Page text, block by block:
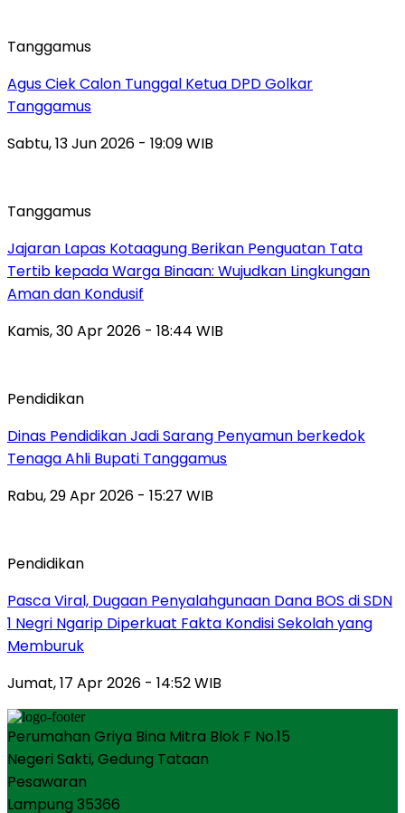
Tanggamus
Agus Ciek Calon Tunggal Ketua DPD Golkar
Tanggamus
Sabtu, 13 Jun 2026 - 19:09 WIB
Tanggamus
Jajaran Lapas Kotaagung Berikan Penguatan Tata
Tertib kepada Warga Binaan: Wujudkan Lingkungan
Aman dan Kondusif
Kamis, 30 Apr 2026 - 18:44 WIB
Pendidikan
Dinas Pendidikan Jadi Sarang Penyamun berkedok
Tenaga Ahli Bupati Tanggamus
Rabu, 29 Apr 2026 - 15:27 WIB
Pendidikan
Pasca Viral, Dugaan Penyalahgunaan Dana BOS di SDN
1 Negri Ngarip Diperkuat Fakta Kondisi Sekolah yang
Memburuk
Jumat, 17 Apr 2026 - 14:52 WIB
Perumahan Griya Bina Mitra Blok F No.15
Negeri Sakti, Gedung Tataan
Pesawaran
Lampung 35366